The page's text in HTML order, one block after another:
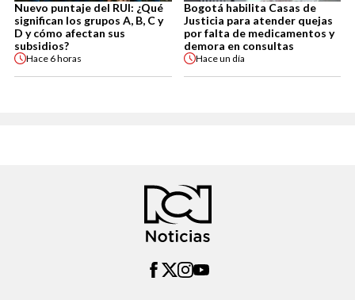
Nuevo puntaje del RUI: ¿Qué
significan los grupos A, B, C y
D y cómo afectan sus
subsidios?
Hace 6 horas
Bogotá habilita Casas de
Justicia para atender quejas
por falta de medicamentos y
demora en consultas
Haceun día